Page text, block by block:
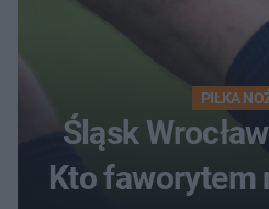
PIŁKA
Śląsk
Kto faworytem